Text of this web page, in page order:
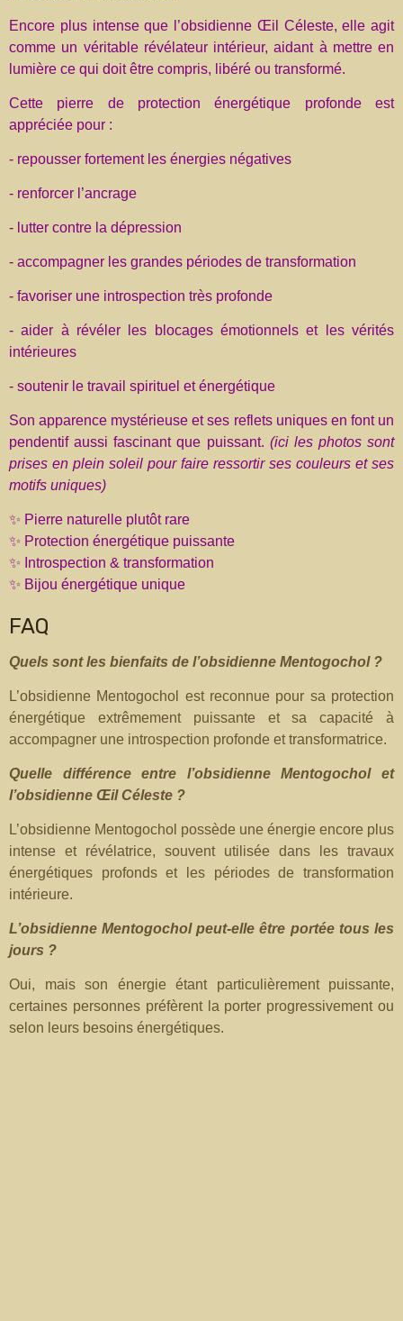
Encore plus intense que l’obsidienne Œil Céleste, elle agit
comme un véritable révélateur intérieur, aidant à mettre en
lumière ce qui doit être compris, libéré ou transformé.
Cette pierre de protection énergétique profonde est
appréciée pour :
- repousser fortement les énergies négatives
- renforcer l’ancrage
- lutter contre la dépression
- accompagner les grandes périodes de transformation
- favoriser une introspection très profonde
- aider à révéler les blocages émotionnels et les vérités
intérieures
- soutenir le travail spirituel et énergétique
Son apparence mystérieuse et ses reflets uniques en font un
pendentif aussi fascinant que puissant. (ici les photos sont
prises en plein soleil pour faire ressortir ses couleurs et ses
motifs uniques)
✨ Pierre naturelle plutôt rare
✨ Protection énergétique puissante
✨ Introspection & transformation
✨ Bijou énergétique unique
FAQ
Quels sont les bienfaits de l’obsidienne Mentogochol ?
L’obsidienne Mentogochol est reconnue pour sa protection
énergétique extrêmement puissante et sa capacité à
accompagner une introspection profonde et transformatrice.
Quelle différence entre l’obsidienne Mentogochol et
l’obsidienne Œil Céleste ?
L’obsidienne Mentogochol possède une énergie encore plus
intense et révélatrice, souvent utilisée dans les travaux
énergétiques profonds et les périodes de transformation
intérieure.
L’obsidienne Mentogochol peut-elle être portée tous les
jours ?
Oui, mais son énergie étant particulièrement puissante,
certaines personnes préfèrent la porter progressivement ou
selon leurs besoins énergétiques.